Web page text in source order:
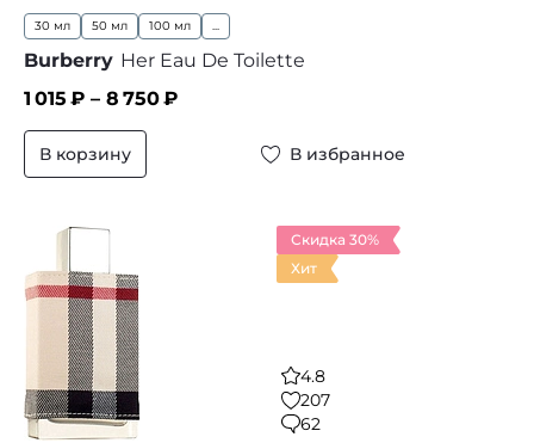
30 мл 50 мл 100 мл ...
Burberry Her Eau De Toilette
1 015 ₽ – 8 750₽
В корзину В избранное
Скидка 30%
Хит
4.8
207
62